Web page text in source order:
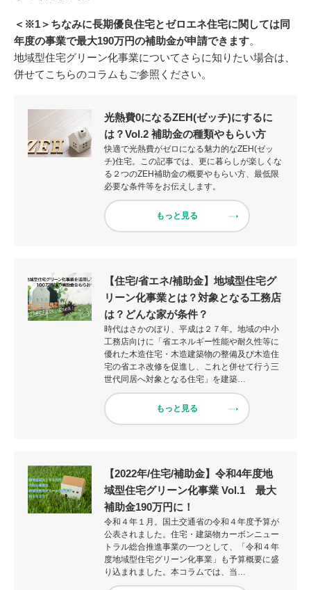
＜※1＞ちなみに長期優良住宅とゼロエネ住宅に関しては同
年度の事業で最大190万円の補助金が申請できます。
地域型住宅グリーン化事業についてさらに知りたい場合は、
併せてこちらのコラムもご参照ください。
光熱費0になるZEH(ゼッチ)にするに
は？Vol.2 補助金の種類やもらい方
快適で光熱費がゼロになる魅力的なZEH(ゼッ
チ)住宅。この記事では、更に暮らしが楽しくな
る２つのZEH補助金の概要やもらい方、最低限
必要な条件等をお伝えします。
もっと見る
【住宅/省エネ/補助金】地域型住宅グ
リーン化事業とは？対象となる工務店
は？どんな家が条件？
時代はさかのぼり、平成は２７年。地域の中小
工務店向けに「省エネルギー性能や耐久性等に
優れた木造住宅・木造建築物の整備及び木造住
宅の省エネ改修を促進し、これと併せて行う三
世代同居へ対象となる住宅」を建築…
もっと見る
【2022年/住宅/補助金】令和4年度地
域型住宅グリーン化事業 Vol.1 最大
補助金190万円に！
令和４年１月。国土交通省の令和４年度予算が
公表されました。住宅・建築物カーボンニュー
トラル総合推進事業の一つとして、「令和４年
度地域型住宅グリーン化事業」も予算概要に盛
り込まれました。本コラムでは、当…